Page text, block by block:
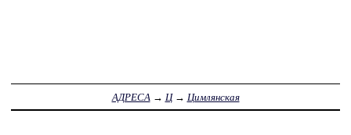
АДРЕСА → Ц→ Цимлянская